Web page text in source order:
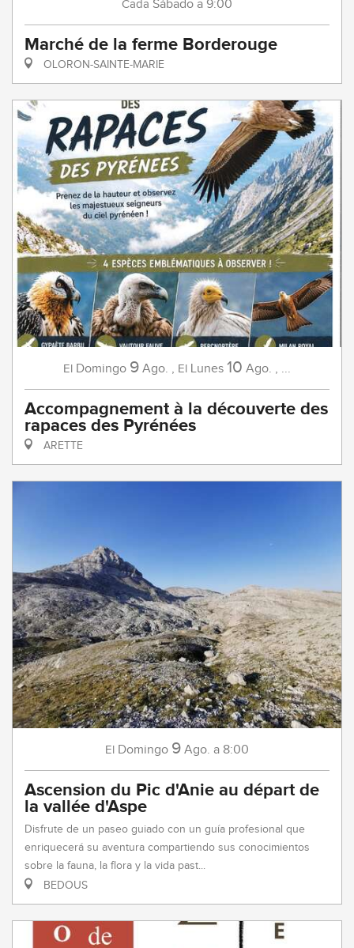
Cada Sábado a 9:00
Marché de la ferme Borderouge
OLORON-SAINTE-MARIE
El Domingo 9 Ago. , El Lunes 10 Ago. , ...
Accompagnement à la découverte des
rapaces des Pyrénées
ARETTE
El Domingo 9 Ago. a 8:00
Ascension du Pic d'Anie au départ de
la vallée d'Aspe
Disfrute de un paseo guiado con un guía profesional que
enriquecerá su aventura compartiendo sus conocimientos
sobre la fauna, la flora y la vida past...
BEDOUS